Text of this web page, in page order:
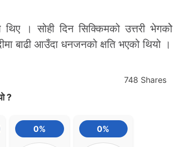
। सोही दिन सिक्किमको उत्तरी भेगकोे
बाढी आउँदा धनजनको क्षति भएको थियो ।
748 Shares
?
0% 0%